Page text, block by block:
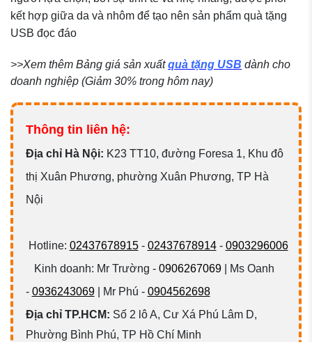
kết hợp giữa da và nhôm để tạo nên sản phẩm quà tặng
USB đọc đáo
>>Xem thêm Bảng giá sản xuấtquà tặng USB dành cho
doanh nghiệp (Giảm 30% trong hôm nay)
Thông tin liên hệ:
Địa chỉ Hà Nội: K23 TT10, đường Foresa 1, Khu đô
thị Xuân Phương, phường Xuân Phương, TP Hà
Nội
Hotline: 02437678915- 02437678914- 0903296006
Kinh doanh: Mr Trường - 0906267069| Ms Oanh
- 0936243069| Mr Phú - 0904562698
Địa chỉ TP.HCM: Số 2 lô A, Cư Xá Phú Lâm D,
Phường Bình Phú, TP Hồ Chí Minh